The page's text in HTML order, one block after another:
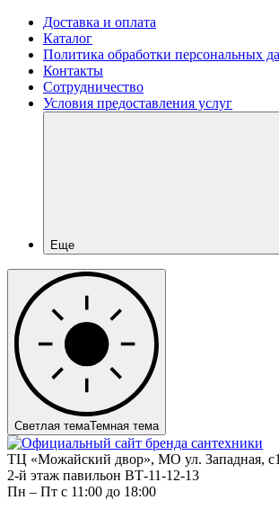
Доставка и оплата
Каталог
Политика обработки персональных
Контакты
Сотрудничество
Условия предоставления услуг
Еще
Светлая темаТемная тема
ТЦ «Можайский двор», МО ул. Западная,
2-й этаж павильон ВТ-11-12-13
Пн – Пт c 11:00 до 18:00